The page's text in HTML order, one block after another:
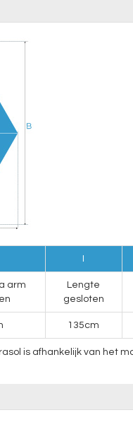
arm
Lengte
gesloten
135cm
is afhankelijk van het